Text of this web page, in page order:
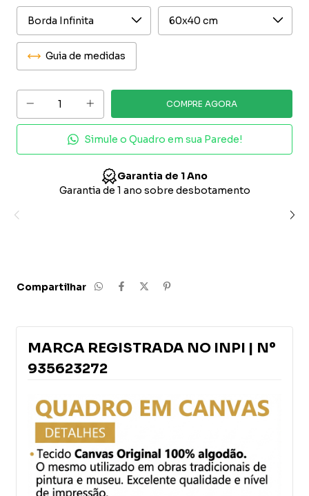
Guia de medidas
Simule o Quadro em sua Parede!
MARCA REGISTRADA NO INPI | Nº 935623272
Decorarte Brasil é uma marca registrada no Instituto
Compartilhar
MARCA REGISTRADA NO INPI | Nº
935623272